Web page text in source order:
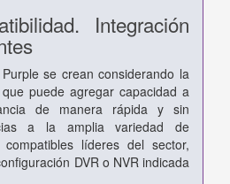
Integración
se crean considerando la
puede agregar capacidad a
de manera rápida y sin
a la amplia variedad de
líderes del sector,
DVR o NVR indicada